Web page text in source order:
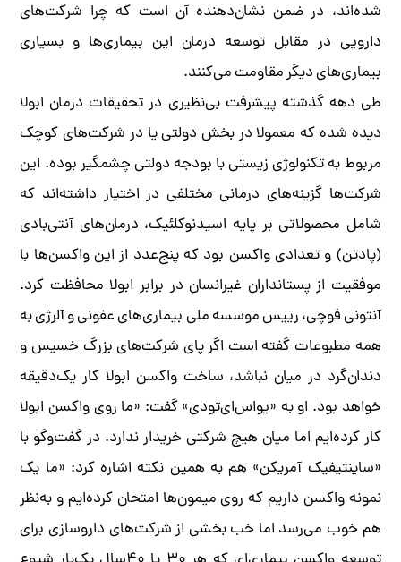
شده‌اند، در ضمن نشان‌دهنده آن است که چرا شرکت‌های
دارویی در مقابل توسعه درمان این بیماری‌ها و بسیاری
بیماری‌های دیگر مقاومت می‌کنند.
طی دهه گذشته پیشرفت بی‌نظیری در تحقیقات درمان ابولا
دیده شده که معمولا در بخش دولتی یا در شرکت‌های کوچک
مربوط به تکنولوژی زیستی با بودجه دولتی چشمگیر بوده. این
شرکت‌ها گزینه‌های درمانی مختلفی در اختیار داشته‌اند که
شامل محصولاتی بر پایه اسیدنوکلئیک، درمان‌های آنتی‌بادی
(پادتن) و تعدادی واکسن بود که پنج‌عدد از این واکسن‌ها با
موفقیت از پستانداران غیرانسان در برابر ابولا محافظت کرد.
آنتونی فوچی، رییس موسسه ملی بیماری‌های عفونی و آلرژی به
همه مطبوعات گفته است اگر پای شرکت‌های بزرگ خسیس و
دندان‌گرد در میان نباشد، ساخت واکسن ابولا کار یک‌دقیقه
خواهد بود. او به «یو‌اس‌ای‌تودی» گفت: «ما روی واکسن ابولا
کار کرده‌ایم اما میان هیچ شرکتی خریدار ندارد. در گفت‌وگو با
«ساینتیفیک آمریکن» هم به همین نکته اشاره کرد: «ما یک
نمونه واکسن داریم که روی میمون‌ها امتحان کرده‌ایم و به‌نظر
هم خوب می‌رسد اما خب بخشی از شرکت‌های داروسازی برای